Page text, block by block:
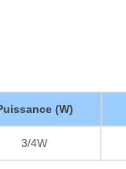
(W)
3/4W